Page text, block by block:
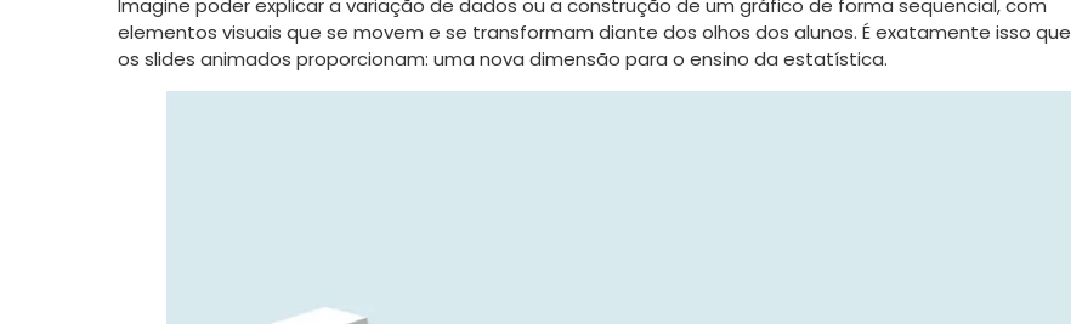
Imagine poder explicar a variação de dados ou a construção de um gráfico de forma sequencial, com
elementos visuais que se movem e se transformam diante dos olhos dos alunos. É exatamente isso que
os slides animados proporcionam: uma nova dimensão para o ensino da estatística.